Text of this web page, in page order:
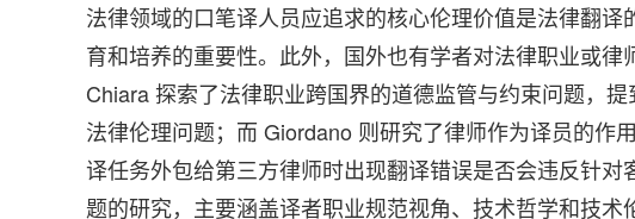
法律领域的口笔译人员应追求的核心伦理价值是法律翻
育和培养的重要性。此外，国外也有学者对法律职业或律
Chiara 探索了法律职业跨国界的道德监管与约束问题，
法律伦理问题；而 Giordano 则研究了律师作为译员的作
译任务外包给第三方律师时出现翻译错误是否会违反针
题的研究，主要涵盖译者职业规范视角、技术哲学和技